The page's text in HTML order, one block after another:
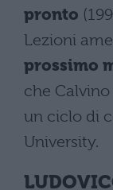
pronto
Lezioni
prossimo
che
un ciclo di
University.